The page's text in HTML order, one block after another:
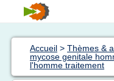
Accueil > Thèmes &
mycose genitale
l'homme traitement